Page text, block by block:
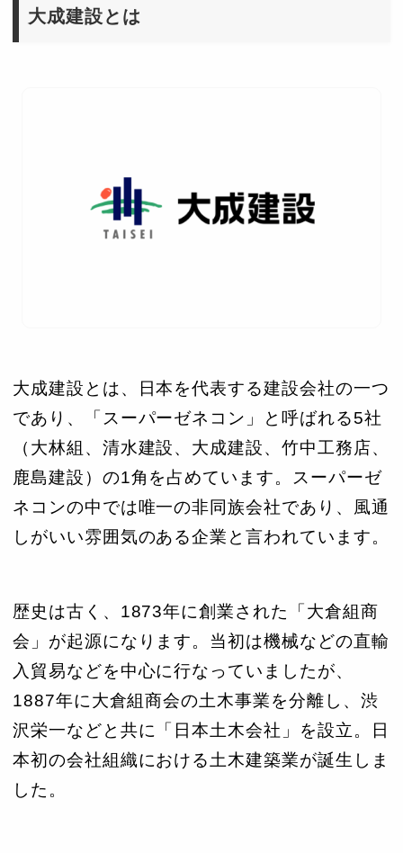
大成建設とは
大成建設とは、日本を代表する建設会社の一つ
であり、「スーパーゼネコン」と呼ばれる5社
（大林組、清水建設、大成建設、竹中工務店、
鹿島建設）の1角を占めています。スーパーゼ
ネコンの中では唯一の非同族会社であり、風通
しがいい雰囲気のある企業と言われています。
歴史は古く、1873年に創業された「大倉組商
会」が起源になります。当初は機械などの直輸
入貿易などを中心に行なっていましたが、
1887年に大倉組商会の土木事業を分離し、渋
沢栄一などと共に「日本土木会社」を設立。日
本初の会社組織における土木建築業が誕生しま
した。